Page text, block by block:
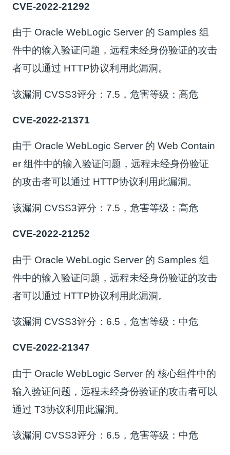
CVE-2022-21292
由于 Oracle WebLogic Server 的 Samples 组
件中的输入验证问题，远程未经身份验证的攻击
者可以通过 HTTP协议利用此漏洞。
该漏洞 CVSS3评分：7.5，危害等级：高危
CVE-2022-21371
由于 Oracle WebLogic Server 的 Web Contain
er 组件中的输入验证问题，远程未经身份验证
的攻击者可以通过 HTTP协议利用此漏洞。
该漏洞 CVSS3评分：7.5，危害等级：高危
CVE-2022-21252
由于 Oracle WebLogic Server 的 Samples 组
件中的输入验证问题，远程未经身份验证的攻击
者可以通过 HTTP协议利用此漏洞。
该漏洞 CVSS3评分：6.5，危害等级：中危
CVE-2022-21347
由于 Oracle WebLogic Server 的 核心组件中的
输入验证问题，远程未经身份验证的攻击者可以
通过 T3协议利用此漏洞。
该漏洞 CVSS3评分：6.5，危害等级：中危